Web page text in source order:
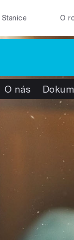
Stanice O
O nás